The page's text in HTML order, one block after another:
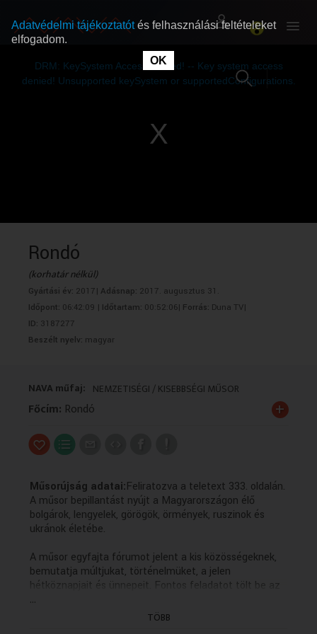
RÓLUNK
RÓLUNK
DRM: KeySystem Access Denied! -- Key system access
denied! Unsupported keySystem or supportedConfigurations.
Rondó
(korhatár nélkül)
Gyártási év: 2017| Adásnap: 2017. augusztus 31.
Időpont: 06:42:09 | Időtartam: 00:52:06| Forrás: Duna TV|
ID: 3187277
Beszélt nyelv: magyar
NAVA műfaj: NEMZETISÉGI / KISEBBSÉGI MŰSOR
Főcím: Rondó +
Műsorújság adatai:Feliratozva a teletext 333. oldalán.
A műsor bepillantást nyújt a Magyarországon élő
bolgárok, lengyelek, görögök, örmények, ruszinok és
ukránok életébe.
A műsor egyfajta fórumot jelent a kis közösségeknek,
bemutatja múltjukat, történelmüket, a jelen
hétköznapjait és ünnepeit. Fontos feladatot tölt be az
anyanyelvi kultúra ápolásában, hiszen a forgatott
anyagok többsége az adott kisebbség nyelvén készül
...
TÖBB
Adatvédelmi tájékoztatótés felhasználási feltételeket
elfogadom.
OK